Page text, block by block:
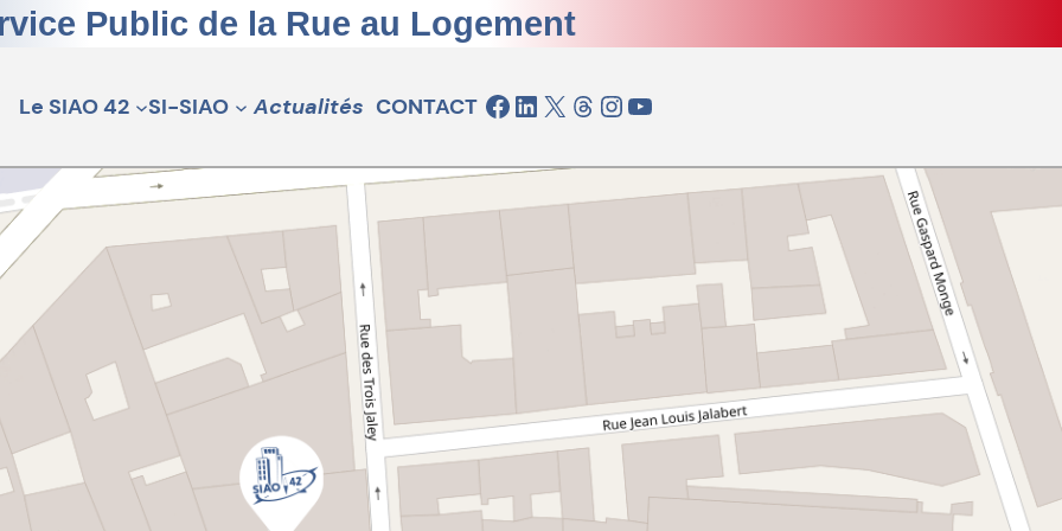
Public de la Rue au Logement
Le SIAO 42 SI-SIAO Actualités CONTACT Cliquez pour visiter la page du SIAO de la Loire sur Facebook
Cliquez pour visiter la page du SIAO de la Loire sur Linked In X Cliquez pour visiter la page du SIAO de la Loire sur Threads
Cliquez pour visiter la page du SIAO de la Loire sur Instagram
Cliquez pour visionner la chaine du SIAO de la Loire sur YouTube